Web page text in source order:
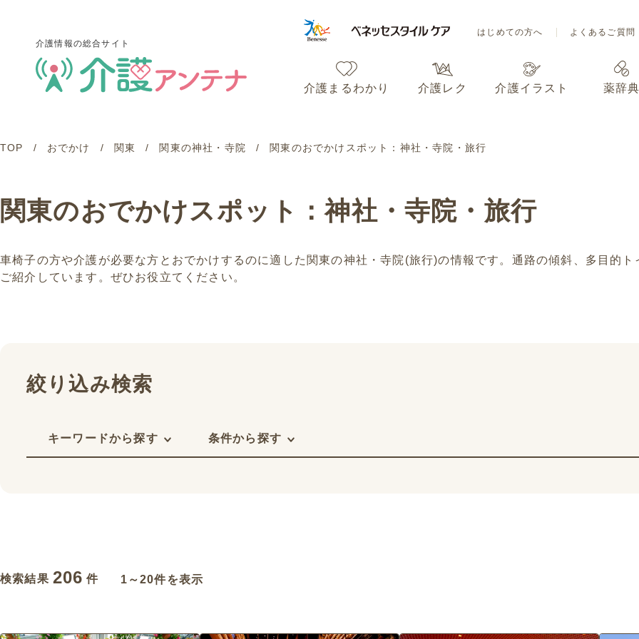
介護情報の総合サイト
はじめての方へ よくあるご質問
介護まるわかり 介護レク 介護イラスト 薬辞
介護情報の総合サイト
介護まるわかり 介護レク 介護イラスト
TOP おでかけ 関東 関東の神社・寺院 関東のおでかけスポット：神社・寺院・旅行
関東のおでかけスポット：神社・寺院・旅行
車椅子の方や介護が必要な方とおでかけするのに適した関東の神社・寺院(旅行)の情報です。通路の傾斜、多目的
ご紹介しています。ぜひお役立てください。
絞り込み検索
キーワードから探す 条件から探す
検索結果 206 件 1～20件を表示